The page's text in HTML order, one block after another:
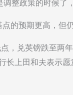
整政策的时候了
的预期更高，但
，兑英镑跌至两
长上田和夫表示